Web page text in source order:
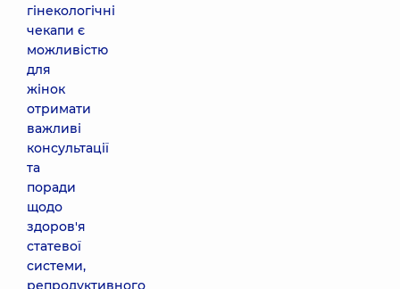
гінекологічні
чекапи є
можливістю
для
жінок
отримати
важливі
консультації
та
поради
щодо
здоров'я
статевої
системи,
репродуктивного